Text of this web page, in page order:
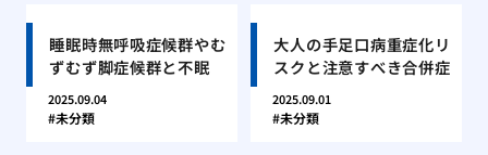
睡眠時無呼吸症候群やむ
ずむず脚症候群と不眠
2025.09.04
未分類
大人の手足口病重症化リ
スクと注意すべき合併症
2025.09.01
未分類